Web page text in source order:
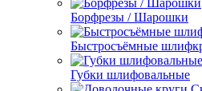
Борфрезы / Шарошки
Быстросъёмные
Губки шлифовальные